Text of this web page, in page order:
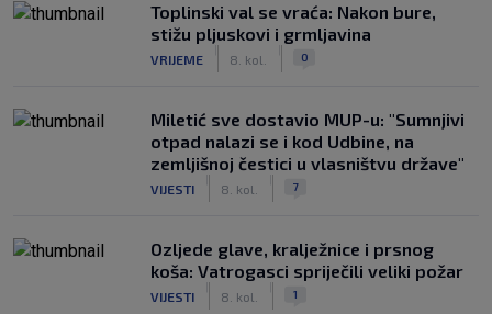
Toplinski val se vraća: Nakon bure,
stižu pljuskovi i grmljavina
VRIJEME 8. kol. 0
Miletić sve dostavio MUP-u: "Sumnjivi
otpad nalazi se i kod Udbine, na
zemljišnoj čestici u vlasništvu države"
VIJESTI 8. kol. 7
Ozljede glave, kralježnice i prsnog
koša: Vatrogasci spriječili veliki požar
VIJESTI 8. kol. 1